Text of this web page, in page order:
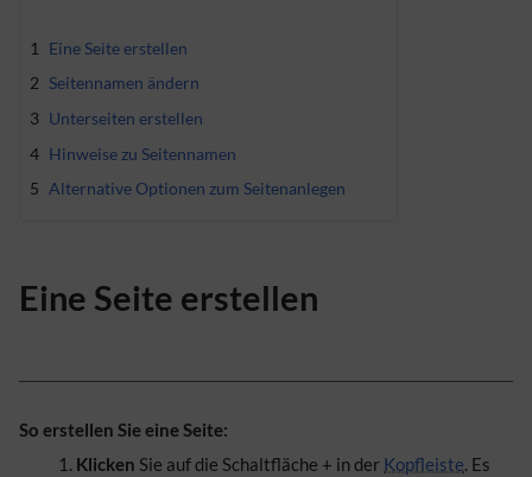
1
Eine Seite erstellen
2 Seitennamen ändern
3 Unterseiten erstellen
4 Hinweise zu Seitennamen
5 Alternative Optionen zum Seitenanlegen
Eine Seite erstellen
So erstellen Sie eine Seite:
Klicken Sie auf die Schaltfläche + in der Kopfleiste. Es